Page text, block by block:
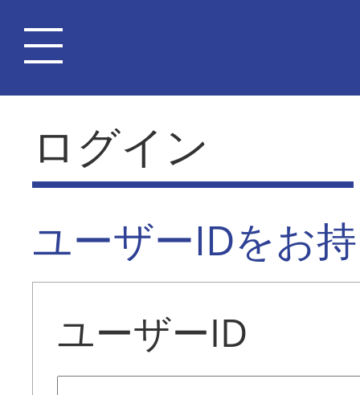
ログイン
ユーザーIDをお
ユーザーID